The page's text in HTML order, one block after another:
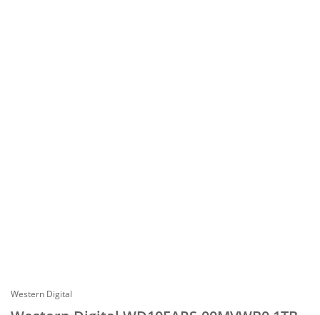
Western Digital